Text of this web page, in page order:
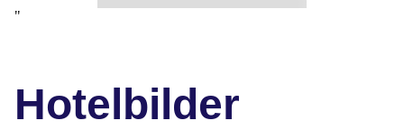
"
Hotelbilder